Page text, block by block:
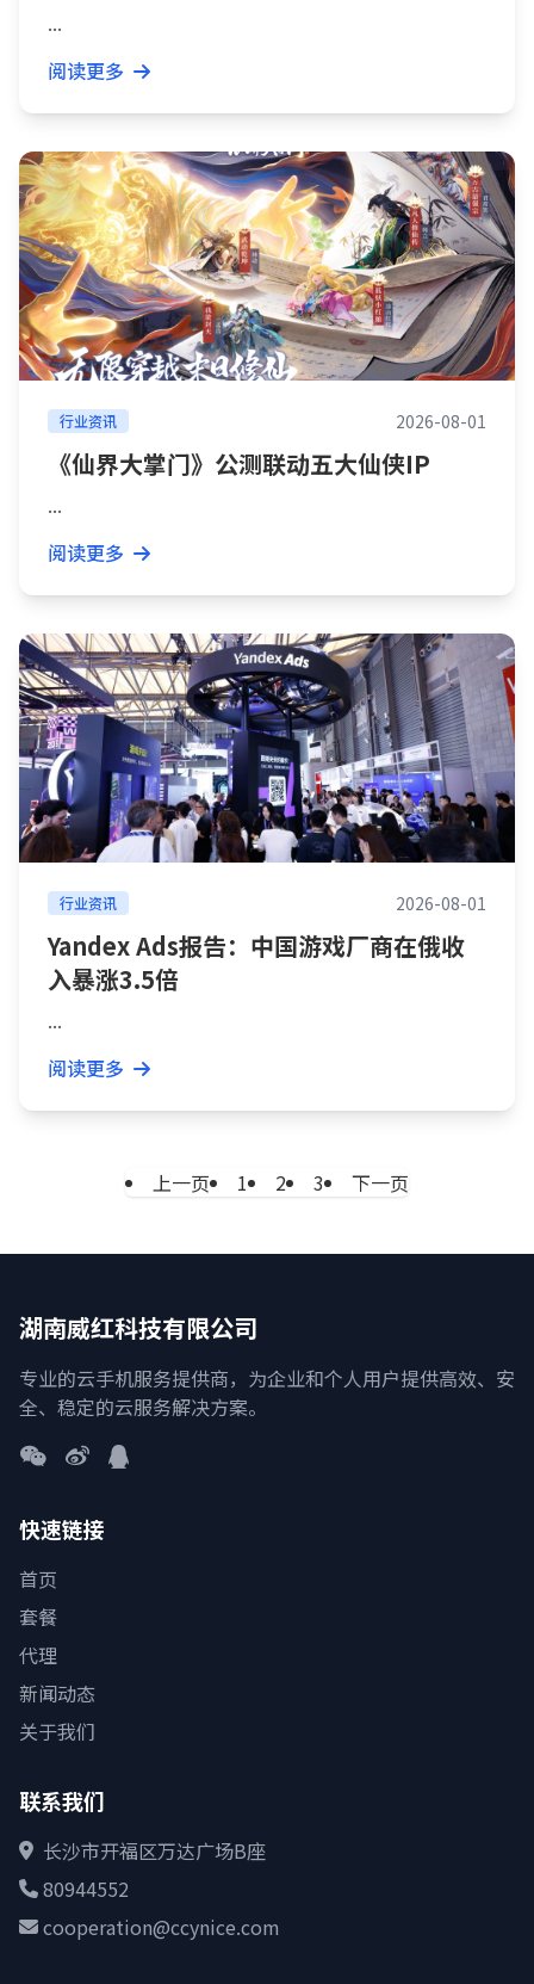
...
阅读更多
行业资讯 2026-08-01
《仙界大掌门》公测联动五大仙侠IP
...
阅读更多
行业资讯 2026-08-01
Yandex Ads报告：中国游戏厂商在俄收
入暴涨3.5倍
...
阅读更多
上一页 1 2 3 下一页
湖南威红科技有限公司
专业的云手机服务提供商，为企业和个人用户提供高效、安
全、稳定的云服务解决方案。
快速链接
首页
套餐
代理
新闻动态
关于我们
联系我们
长沙市开福区万达广场B座
80944552
cooperation@ccynice.com